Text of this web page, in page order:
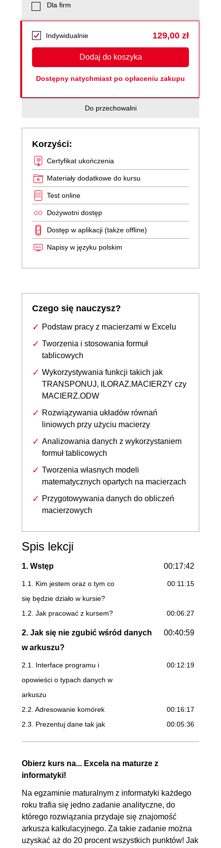
Dla firm
Indywidualnie 129,00 zł
Dodaj do koszyka
Dostępny natychmiast po opłaceniu zakupu
Do przechowalni
Korzyści:
Certyfikat ukończenia
Materiały dodatkowe do kursu
Test online
Dożywotni dostęp
Dostęp w aplikacji (także offline)
Napisy w języku polskim
Czego się nauczysz?
Podstaw pracy z macierzami w Excelu
Tworzenia i stosowania formuł
tablicowych
Wykorzystywania funkcji takich jak
TRANSPONUJ, ILORAZ.MACIERZY czy
MACIERZ.ODW
Rozwiązywania układów równań
liniowych przy użyciu macierzy
Analizowania danych z wykorzystaniem
formuł tablicowych
Tworzenia własnych modeli
matematycznych opartych na macierzach
Przygotowywania danych do obliczeń
macierzowych
Spis lekcji
1. Wstęp 00:17:42
1.1. Kim jestem oraz o tym co
się będzie działo w kursie?
00:11:15
1.2. Jak pracować z kursem? 00:06:27
2. Jak się nie zgubić wśród danych
w arkuszu?
00:40:59
2.1. Interface programu i
opowieści o typach danych w
arkuszu
00:12:19
2.2. Adresowanie komórek
00:16:17
2.3. Prezentuj dane tak jak
00:05:36
kilka
3. Przechodzimy do rzeczy.
Analizowanie danych z pomocą
funkcji arkusza
01:27:26
3.1. Pierwsza funkcja -
OGLĄDAJ »
Obierz kurs na... Excela na maturze z
informatyki!
Na egzaminie maturalnym z informatyki każdego
roku trafia się jedno zadanie analityczne, do
którego rozwiązania przydaje się znajomość
arkusza kalkulacyjnego. Za takie zadanie można
uzyskać aż do 20 procent wszystkich punktów! Jak